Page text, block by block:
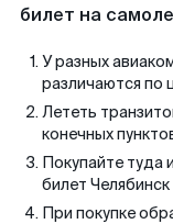
билет на
У разных
различаются по
Лететь
конечных
Покупайте туда
билет
При покупке